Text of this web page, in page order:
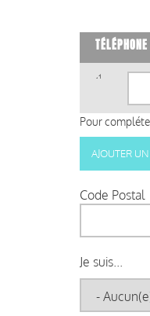
TÉLÉPHONE
1)
Pour
Code Postal
Je suis...